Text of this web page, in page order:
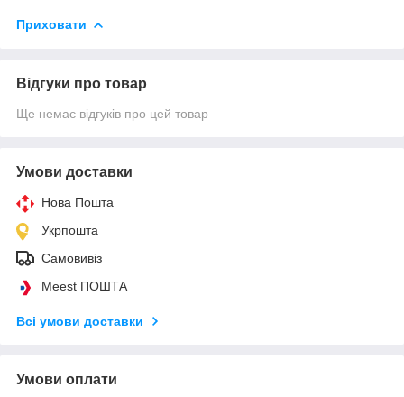
Приховати
Відгуки про товар
Ще немає відгуків про цей товар
Умови доставки
Нова Пошта
Укрпошта
Самовивіз
Meest ПОШТА
Всі умови доставки
Умови оплати